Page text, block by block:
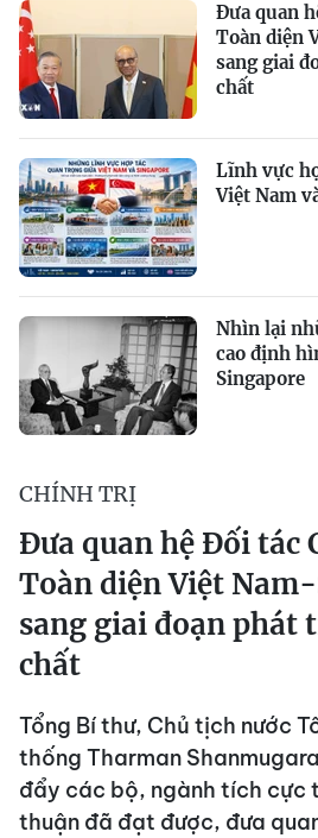
Đưa quan
Toàn diện
sang giai
chất
Lĩnh vực
Việt Nam
Nhìn lại
cao định
Singapore
CHÍNH TRỊ
Đưa quan hệ Đối tác
Toàn diện Việt
sang giai đoạn phát
chất
Tổng Bí thư, Chủ tịch nước
thống Tharman
đẩy các bộ, ngành tích cực
thuận đã đạt được, đưa